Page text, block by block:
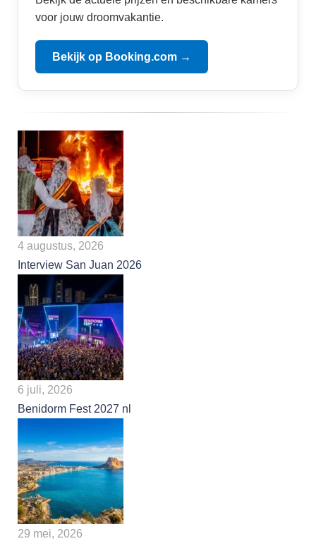
voor jouw droomvakantie.
Bekijk op Booking.com →
4 augustus, 2026
Interview San Juan 2026
6 juli, 2026
Benidorm Fest 2027 nl
29 mei, 2026